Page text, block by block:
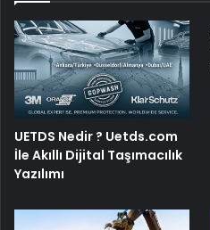
UETDS Nedir ? Uetds.com
İle Akıllı Dijital Taşımacılık
Yazılımı